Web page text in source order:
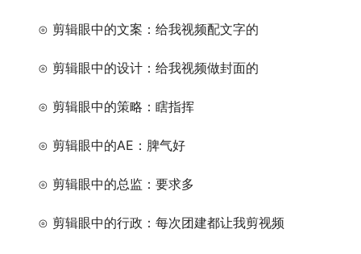
⊙ 剪辑眼中的文案：给我视频配文字的
⊙ 剪辑眼中的设计：给我视频做封面的
⊙ 剪辑眼中的策略：瞎指挥
⊙ 剪辑眼中的AE：脾气好
⊙ 剪辑眼中的总监：要求多
⊙ 剪辑眼中的行政：每次团建都让我剪视频